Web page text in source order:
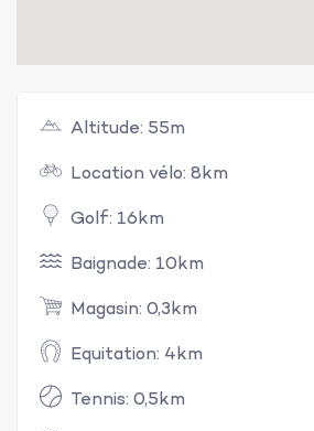
Altitude: 55m
Location vélo: 8km
Golf: 16km
Baignade: 10km
Magasin: 0,3km
Equitation: 4km
Tennis: 0,5km